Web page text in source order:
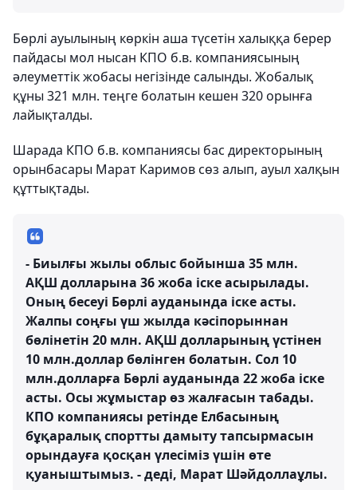
Бөрлі ауылының көркін аша түсетін халыққа берер
пайдасы мол нысан КПО б.в. компаниясының
әлеуметтік жобасы негізінде салынды. Жобалық
құны 321 млн. теңге болатын кешен 320 орынға
лайықталды.
Шарада КПО б.в. компаниясы бас директорының
орынбасары Марат Каримов сөз алып, ауыл халқын
құттықтады.
- Биылғы жылы облыс бойынша 35 млн.
АҚШ долларына 36 жоба іске асырылады.
Оның бесеуі Бөрлі ауданында іске асты.
Жалпы соңғы үш жылда кәсіпорыннан
бөлінетін 20 млн. АҚШ долларының үстінен
10 млн.доллар бөлінген болатын. Сол 10
млн.долларға Бөрлі ауданында 22 жоба іске
асты. Осы жұмыстар өз жалғасын табады.
КПО компаниясы ретінде Елбасының
бұқаралық спортты дамыту тапсырмасын
орындауға қосқан үлесіміз үшін өте
қуаныштымыз. - деді, Марат Шәйдоллаұлы.